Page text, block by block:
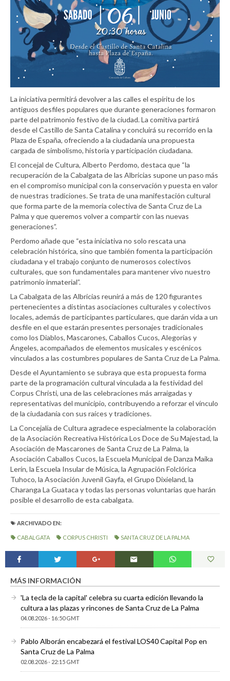
La iniciativa permitirá devolver a las calles el espíritu de los
antiguos desfiles populares que durante generaciones formaron
parte del patrimonio festivo de la ciudad. La comitiva partirá
desde el Castillo de Santa Catalina y concluirá su recorrido en la
Plaza de España, ofreciendo a la ciudadanía una propuesta
cargada de simbolismo, historia y participación ciudadana.
El concejal de Cultura, Alberto Perdomo, destaca que “la
recuperación de la Cabalgata de las Albricias supone un paso más
en el compromiso municipal con la conservación y puesta en valor
de nuestras tradiciones. Se trata de una manifestación cultural
que forma parte de la memoria colectiva de Santa Cruz de La
Palma y que queremos volver a compartir con las nuevas
generaciones”.
Perdomo añade que “esta iniciativa no solo rescata una
celebración histórica, sino que también fomenta la participación
ciudadana y el trabajo conjunto de numerosos colectivos
culturales, que son fundamentales para mantener vivo nuestro
patrimonio inmaterial”.
La Cabalgata de las Albricias reunirá a más de 120 figurantes
pertenecientes a distintas asociaciones culturales y colectivos
locales, además de participantes particulares, que darán vida a un
desfile en el que estarán presentes personajes tradicionales
como los Diablos, Mascarones, Caballos Cucos, Alegorías y
Ángeles, acompañados de elementos musicales y escénicos
vinculados a las costumbres populares de Santa Cruz de La Palma.
Desde el Ayuntamiento se subraya que esta propuesta forma
parte de la programación cultural vinculada a la festividad del
Corpus Christi, una de las celebraciones más arraigadas y
representativas del municipio, contribuyendo a reforzar el vínculo
de la ciudadanía con sus raíces y tradiciones.
La Concejalía de Cultura agradece especialmente la colaboración
de la Asociación Recreativa Histórica Los Doce de Su Majestad, la
Asociación de Mascarones de Santa Cruz de La Palma, la
Asociación Caballos Cucos, la Escuela Municipal de Danza Maika
Lerín, la Escuela Insular de Música, la Agrupación Folclórica
Tuhoco, la Asociación Juvenil Gayfa, el Grupo Dixieland, la
Charanga La Guataca y todas las personas voluntarias que harán
posible el desarrollo de esta cabalgata.
ARCHIVADO EN:
CABALGATA CORPUS CHRISTI SANTA CRUZ DE LA PALMA
MÁS INFORMACIÓN
'La tecla de la capital' celebra su cuarta edición llevando la
cultura a las plazas y rincones de Santa Cruz de La Palma
04.08.2026 - 16:50 GMT
Pablo Alborán encabezará el festival LOS40 Capital Pop en
Santa Cruz de La Palma
02.08.2026 - 22:15 GMT